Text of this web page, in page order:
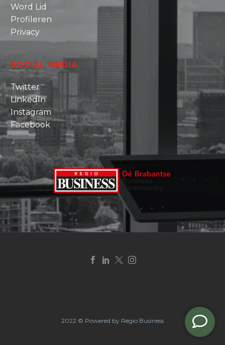
Word Lid
Profileren
Privacy
SOCIAL MEDIA
Twitter
LinkedIn
Instagram
Facebook
2022 © Powered by Regio Business